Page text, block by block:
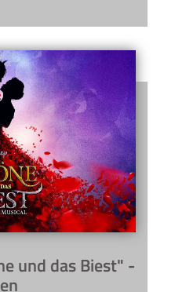
und das Biest" -